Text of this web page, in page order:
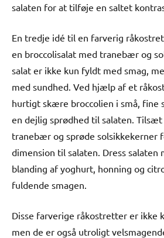
salaten for at tilføje en saltet
En tredje idé til en farverig
en broccolisalat med tranebær og
salat er ikke kun fyldt med smag,
med sundhed. Ved hjælp af et
hurtigt skære broccolien i små, fine
en dejlig sprødhed til salaten.
tranebær og sprøde solsikkekerner
dimension til salaten. Dress salaten
blanding af yoghurt, honning og
fuldende smagen.
Disse farverige råkostretter er ikke
men de er også utroligt